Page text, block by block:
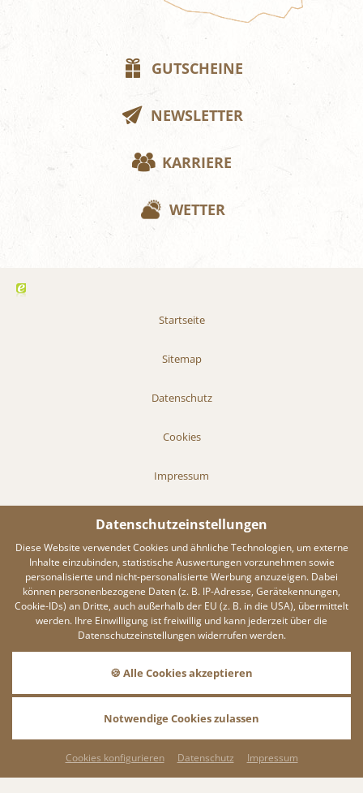
Datenschutzeinstellungen
Diese Website verwendet Cookies und ähnliche Technologien, um externe
Inhalte einzubinden, statistische Auswertungen vorzunehmen sowie
personalisierte und nicht-personalisierte Werbung anzuzeigen. Dabei
können personenbezogene Daten (z. B. IP-Adresse, Gerätekennungen,
Cookie-IDs) an Dritte, auch außerhalb der EU (z. B. in die USA), übermittelt
werden. Ihre Einwilligung ist freiwillig und kann jederzeit über die
Datenschutzeinstellungen widerrufen werden.
🍪 Alle Cookies akzeptieren
Notwendige Cookies zulassen
Cookies konfigurieren Datenschutz Impressum
ANFRAGEN BUCHEN
GUTSCHEINE
NEWSLETTER
KARRIERE
WETTER
Startseite
Sitemap
Datenschutz
Cookies
Impressum
Barrierefreiheit
REGUEST MESSENGER
Wenn Sie den Messenger
nutzen möchten müssen Sie
die Cookies von Reguest
akzeptieren!
AKZEPTIEREN
EINSTELLUNGEN